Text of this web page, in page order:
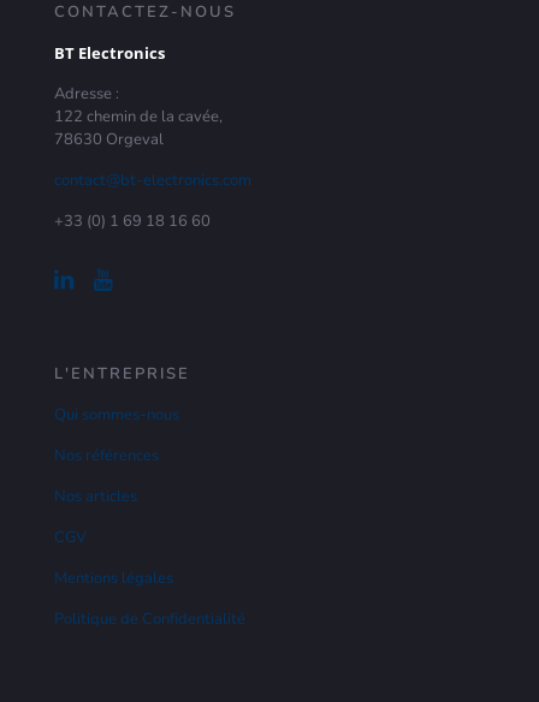
CONTACTEZ-NOUS
BT Electronics
Adresse :
122 chemin de la cavée,
78630 Orgeval
contact@bt-electronics.com
+33 (0) 1 69 18 16 60
L'ENTREPRISE
Qui sommes-nous
Nos références
Nos articles
CGV
Mentions légales
Politique de Confidentialité